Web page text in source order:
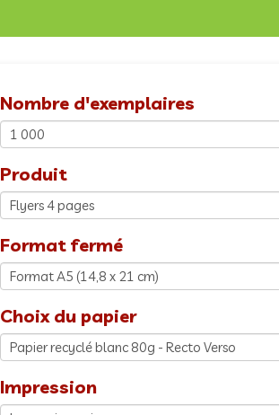
Nombre d'exemplaires
Produit
Format fermé
Choix du papier
Impression